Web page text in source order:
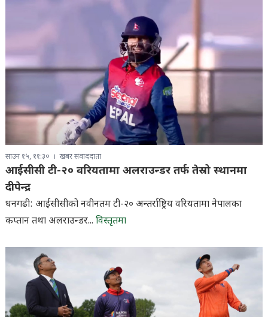
साउन १५, ११:३० खबर संवाददाता
आईसीसी टी-२० वरियतामा अलराउन्डर तर्फ तेस्रो स्थानमा
दीपेन्द्र
धनगढी: आईसीसीको नवीनतम टी-२० अन्तर्राष्ट्रिय वरियतामा नेपालका
कप्तान तथा अलराउन्डर... विस्तृतमा